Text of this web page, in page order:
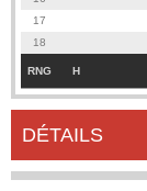
17
18
RNG H
DÉTAILS